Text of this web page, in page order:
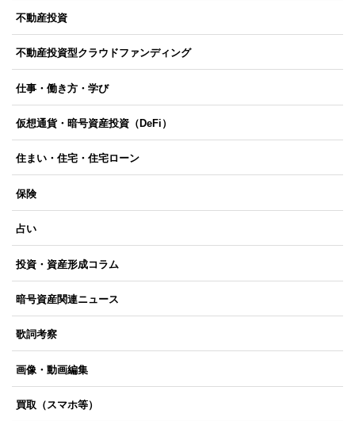
不動産投資
不動産投資型クラウドファンディング
仕事・働き方・学び
仮想通貨・暗号資産投資（DeFi）
住まい・住宅・住宅ローン
保険
占い
投資・資産形成コラム
暗号資産関連ニュース
歌詞考察
画像・動画編集
買取（スマホ等）